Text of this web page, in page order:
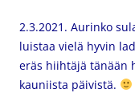
2.3.2021. Aurinko
luistaa vielä hyvin
eräs hiihtäjä tänään
kauniista päivistä.